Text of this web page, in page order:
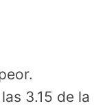
3.15 de la